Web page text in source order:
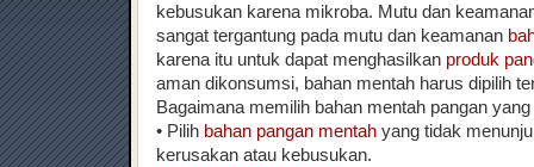
kebusukan karena mikroba. Mutu dan
sangat tergantung pada mutu dan keamanan
karena itu untuk dapat menghasilkan produk
aman dikonsumsi, bahan mentah harus dipilih
Bagaimana memilih bahan mentah pangan
• Pilih bahan pangan mentah yang tidak
kerusakan atau kebusukan.